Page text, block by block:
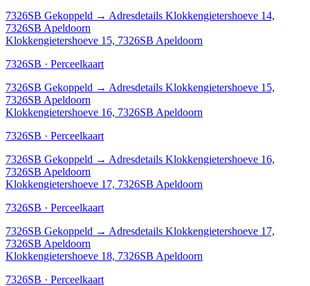
7326SB Gekoppeld → Adresdetails Klokkengietershoeve 14,
7326SB Apeldoorn
Klokkengietershoeve 15, 7326SB Apeldoorn
7326SB · Perceelkaart
7326SB Gekoppeld → Adresdetails Klokkengietershoeve 15,
7326SB Apeldoorn
Klokkengietershoeve 16, 7326SB Apeldoorn
7326SB · Perceelkaart
7326SB Gekoppeld → Adresdetails Klokkengietershoeve 16,
7326SB Apeldoorn
Klokkengietershoeve 17, 7326SB Apeldoorn
7326SB · Perceelkaart
7326SB Gekoppeld → Adresdetails Klokkengietershoeve 17,
7326SB Apeldoorn
Klokkengietershoeve 18, 7326SB Apeldoorn
7326SB · Perceelkaart